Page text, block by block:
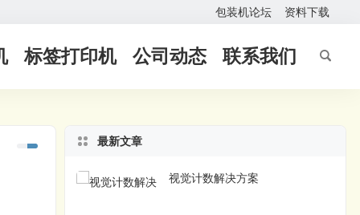
包装机论坛 资料下载
标签打印机 公司动态 联系我们
最新文章
视觉计数解决方案